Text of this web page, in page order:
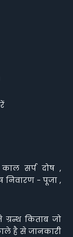
सर्प दोष ,
निवारण - पूजा ,
किताब जो
है से जानकारी